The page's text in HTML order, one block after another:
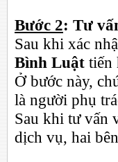
Bước 2: Tư
Sau khi xác
Bình Luật tiến
Ở bước này,
là người phụ
Sau khi tư vấn
dịch vụ, hai